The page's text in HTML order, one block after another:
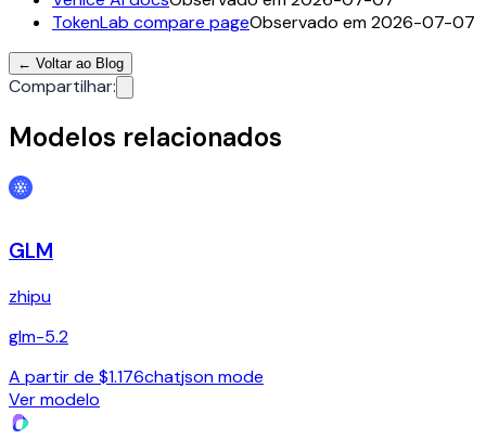
TokenLab compare pageObservado em 2026-07-07
← Voltar ao Blog
Compartilhar:
Modelos relacionados
GLM
zhipu
glm-5.2
A partir de $1.176chatjson mode
Ver modelo